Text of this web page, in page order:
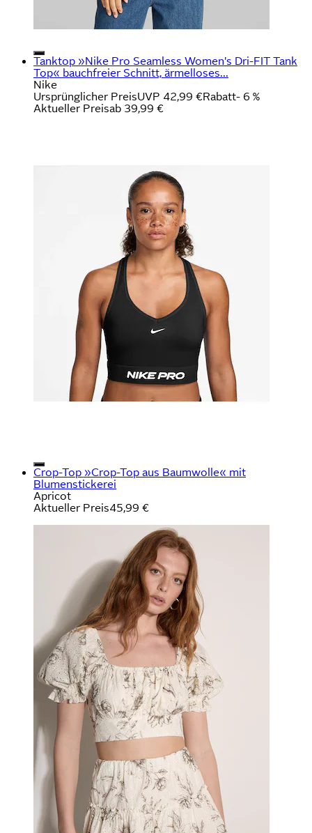
Tanktop »Nike Pro Seamless Women's Dri-FIT Tank
Top« bauchfreier Schnitt, ärmelloses...
Nike
Ursprünglicher PreisUVP 42,99 €Rabatt- 6 %
Aktueller Preisab 39,99 €
Crop-Top »Crop-Top aus Baumwolle« mit
Blumenstickerei
Apricot
Aktueller Preis45,99 €